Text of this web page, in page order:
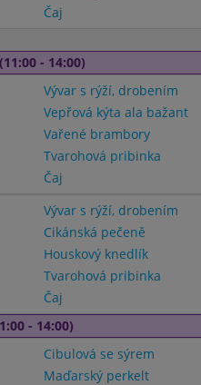
Čaj
- 14:00)
Vývar s rýží, drobením
Vepřová kýta ala bažant
Vařené brambory
Tvarohová pribinka
Čaj
Vývar s rýží, drobením
Cikánská pečeně
Houskový knedlík
Tvarohová pribinka
Čaj
- 14:00)
Cibulová se sýrem
Maďarský perkelt